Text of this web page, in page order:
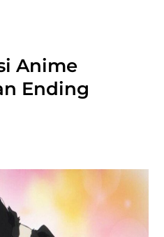
Anime
Ending